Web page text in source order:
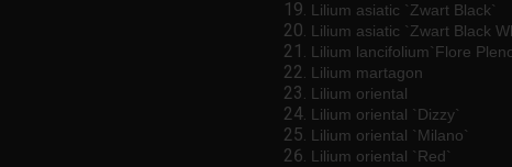
Lilium asiatic `Zwart Black`
Lilium asiatic `Zwart Black
Lilium lancifolium`Flore
Lilium martagon
Lilium oriental
Lilium oriental `Dizzy`
Lilium oriental `Milano`
Lilium oriental `Red`